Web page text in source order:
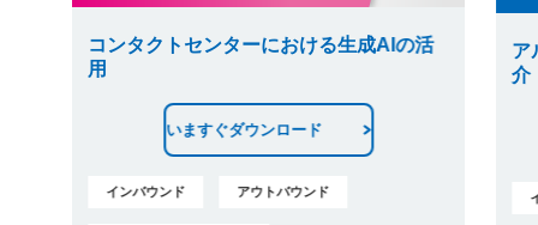
コンタクトセンターにおける生成AIの活
用
いますぐダウンロード
インバウンド アウトバウンド
ア
介